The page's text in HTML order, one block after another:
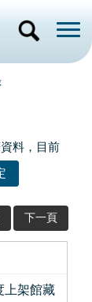
料，目前
下一頁
上架館藏